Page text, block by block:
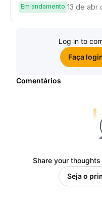
complete tarefas
Em andamento 13 de abr
Log in to
Faça
Comentários
Share your
Seja o